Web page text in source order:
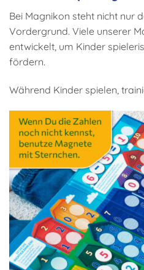
Bei Magnikon steht nicht nur
Vordergrund. Viele unserer
entwickelt, um Kinder
fördern.
Während Kinder spielen,